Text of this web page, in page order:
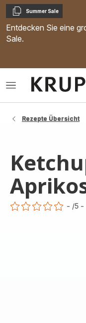
Kopieren
Summer Sale
Entdecken Sie eine
Sale.
Das
Rezepte Übersicht
- /5 -